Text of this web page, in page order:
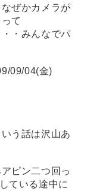
ぜかカメラが
て
・みんなでパ
09/04(金)
う話は沢山あ
ピン二つ回っ
ている途中に